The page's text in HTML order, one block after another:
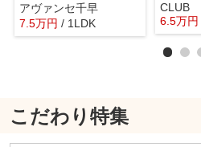
アヴァンセ千早
7.5万円 / 1LDK
6.5万円
こだわり特集